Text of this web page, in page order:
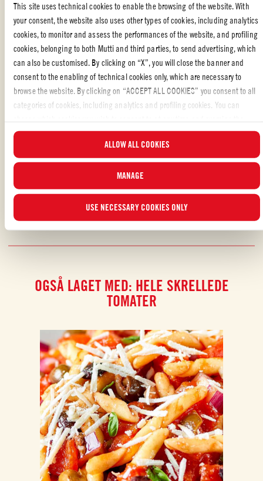
This site uses technical cookies to enable the browsing of the website. With
your consent, the website also uses other types of cookies, including analytics
cookies, to monitor and assess the performances of the website, and profiling
cookies, belonging to both Mutti and third parties, to send advertising, which
can also be customised. By clicking on “X”, you will close the banner and
consent to the enabling of technical cookies only, which are necessary to
browse the website. By clicking on “ACCEPT ALL COOKIES” you consent to all
categories of cookies, including analytics and profiling cookies. You can
updated list of cookies by clicking on “MANAGE”. For more information, please
ALLOW ALL COOKIES
MANAGE
USE NECESSARY COOKIES ONLY
Stek dem i ovnen ved 200° C (grillfunksjon) ved 7-8 minutter
For en sterkere smak kan du bytte ut robiola-osten med fersk
caprino og parmesan med pecorino stagionato
Likte du oppskriften?
VURDER OG DEL MED VENNENE DINE
OGSÅ LAGET MED: HELE SKRELLEDE
TOMATER